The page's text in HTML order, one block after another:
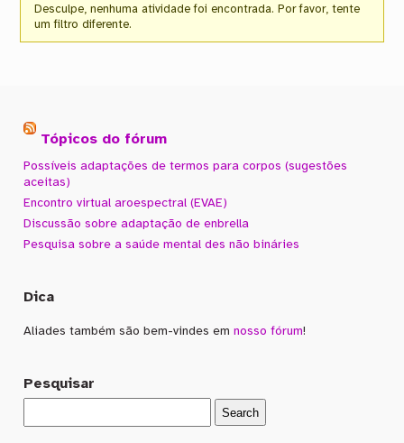
Desculpe, nenhuma atividade foi encontrada. Por favor, tente
um filtro diferente.
Tópicos do fórum
Possíveis adaptações de termos para corpos (sugestões
aceitas)
Encontro virtual aroespectral (EVAE)
Discussão sobre adaptação de enbrella
Pesquisa sobre a saúde mental des não bináries
Dica
Aliades também são bem-vindes emnosso fórum!
Pesquisar